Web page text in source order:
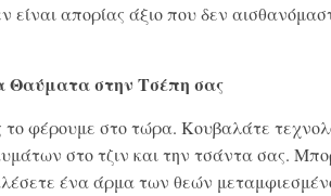
είναι απορίας άξιο που δεν
Θαύματα στην Τσέπη σας
το φέρουμε στο τώρα. Κουβαλάτε
στο τζιν και την τσάντα σας.
ένα άρμα των θεών